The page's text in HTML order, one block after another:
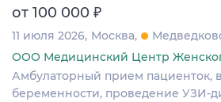
от 100 000 ₽
11 июля 2026 Москва
ООО Медицинский Центр
Амбулаторный прием пациенток,
беременности, проведение УЗИ-